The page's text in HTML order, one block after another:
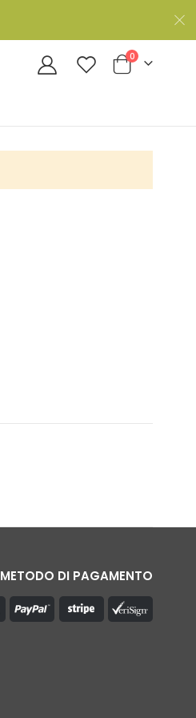
Cart
0Prodotti
METODO DI PAGAMENTO